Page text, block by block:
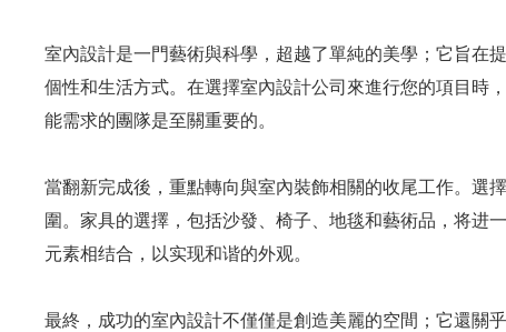
室內設計是一門藝術與科學，超越了單純的美學；它旨在
個性和生活方式。在選擇室內設計公司來進行您的項目時
能需求的團隊是至關重要的。
當翻新完成後，重點轉向與室內裝飾相關的收尾工作。選
圍。家具的選擇，包括沙發、椅子、地毯和藝術品，将进
元素相结合，以实现和谐的外观。
最終，成功的室內設計不僅僅是創造美麗的空間；它還關